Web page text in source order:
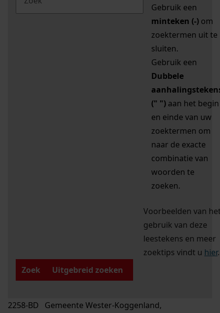
Gebruik een
minteken (-) om
zoektermen uit te
sluiten.
Gebruik een
Dubbele
(" ") aan het begin
en einde van uw
zoektermen om
naar de exacte
combinatie van
woorden te
zoeken.
Voorbeelden van
gebruik van deze
leestekens en meer
zoektips vindt u hier.
Zoek
Uitgebreid zoeken
2258-BD Gemeente Wester-Koggenland,